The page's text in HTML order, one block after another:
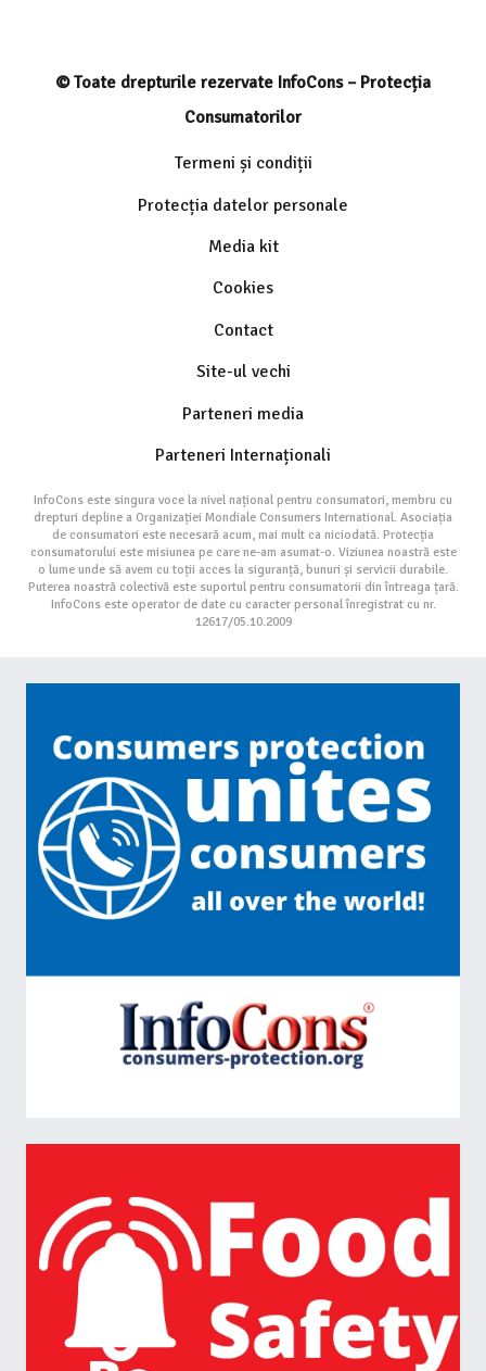
© Toate drepturile rezervate InfoCons – Protecția
Consumatorilor
Termeni și condiții
Protecția datelor personale
Media kit
Cookies
Contact
Site-ul vechi
Parteneri media
Parteneri Internaționali
InfoCons este singura voce la nivel național pentru consumatori, membru cu
drepturi depline a Organizației Mondiale Consumers International. Asociația
de consumatori este necesară acum, mai mult ca niciodată. Protecția
consumatorului este misiunea pe care ne-am asumat-o. Viziunea noastră este
o lume unde să avem cu toții acces la siguranță, bunuri și servicii durabile.
Puterea noastră colectivă este suportul pentru consumatorii din întreaga țară.
InfoCons este operator de date cu caracter personal înregistrat cu nr.
12617/05.10.2009